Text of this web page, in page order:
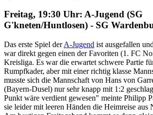
Freitag, 19:30 Uhr: A-Jugend (SG
G'kneten/Huntlosen) - SG
Das erste Spiel derA-Jugend ist ausgefallen
war direkt gegen einen der Favoriten (1. FC
Kreisliga. Es war die erwartet schwere Partie
Rumpfkader, aber mit einer richtig klasse
musste sich die Mannschaft von Hans von
(Bayern-Dusel) nur sehr knapp mit 1:2
Punkt wäre verdient gewesen" meinte Philipp
sie leider mit leeren Händen die Heimreise aus